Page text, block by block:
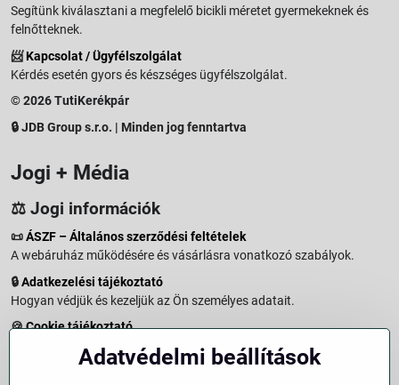
Segítünk kiválasztani a megfelelő bicikli méretet gyermekeknek és
felnőtteknek.
📨Kapcsolat / Ügyfélszolgálat
Kérdés esetén gyors és készséges ügyfélszolgálat.
© 2026 TutiKerékpár
🔒 JDB Group s.r.o. | Minden jog fenntartva
Jogi + Média
⚖️ Jogi információk
📜ÁSZF – Általános szerződési feltételek
A webáruház működésére és vásárlásra vonatkozó szabályok.
🔒Adatkezelési tájékoztató
Hogyan védjük és kezeljük az Ön személyes adatait.
🍪Cookie tájékoztató
A weboldalon használt sütikről és adatkezelésről.
Adatvédelmi beállítások